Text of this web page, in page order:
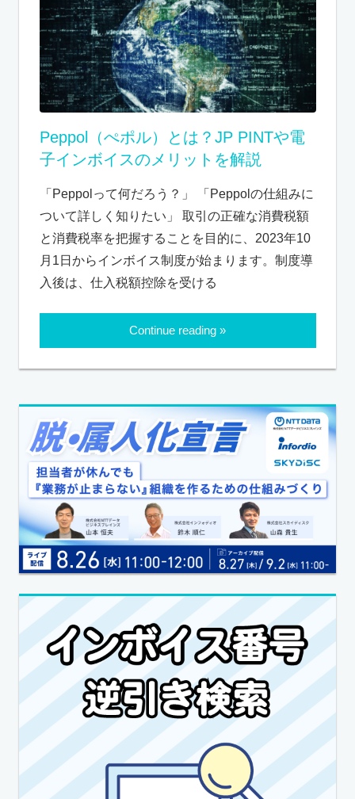
Peppol（ぺポル）とは？JP PINTや電
子インボイスのメリットを解説
「Peppolって何だろう？」 「Peppolの仕組みに
ついて詳しく知りたい」 取引の正確な消費税額
と消費税率を把握することを目的に、2023年10
月1日からインボイス制度が始まります。制度導
入後は、仕入税額控除を受ける
Continue reading